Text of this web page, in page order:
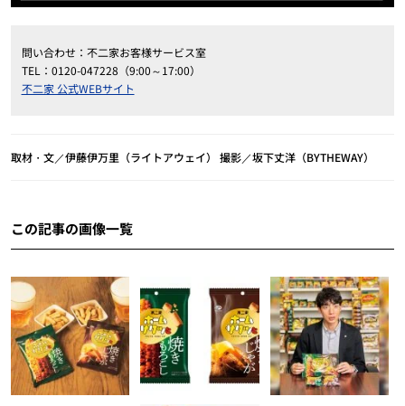
問い合わせ：不二家お客様サービス室
TEL：0120-047228（9:00～17:00）
不二家 公式WEBサイト
取材・文／伊藤伊万里（ライトアウェイ） 撮影／坂下丈洋（BYTHEWAY）
この記事の画像一覧